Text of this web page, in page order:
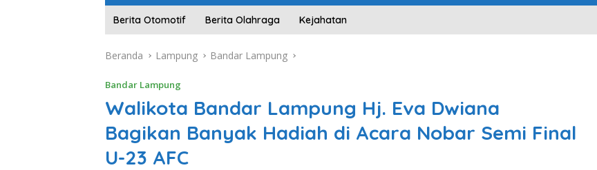
Berita Otomotif Berita Olahraga Kejahatan
Beranda Lampung Bandar Lampung
Bandar Lampung
Walikota Bandar Lampung Hj. Eva Dwiana
Bagikan Banyak Hadiah di Acara Nobar Semi Final
U-23 AFC